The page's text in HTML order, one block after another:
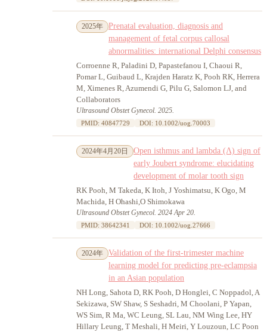
2025年
Prenatal evaluation, diagnosis and
management of fetal corpus callosal
abnormalities: international Delphi consensus
Corroenne R, Paladini D, Papastefanou I, Chaoui R,
Pomar L, Guibaud L, Krajden Haratz K, Pooh RK, Herrera
M, Ximenes R, Azumendi G, Pilu G, Salomon LJ, and
Collaborators
Ultrasound Obstet Gynecol. 2025.
PMID: 40847729 DOI: 10.1002/uog.70003
2024年4月20日
Open isthmus and lambda (Λ) sign of
early Joubert syndrome: elucidating
development of molar tooth sign
RK Pooh, M Takeda, K Itoh, J Yoshimatsu, K Ogo, M
Machida, H Ohashi,O Shimokawa
Ultrasound Obstet Gynecol. 2024 Apr 20.
PMID: 38642341 DOI: 10.1002/uog.27666
2024年
Validation of the first-trimester machine
learning model for predicting pre-eclampsia
in an Asian population
NH Long, Sahota D, RK Pooh, D Honglei, C Noppadol, A
Sekizawa, SW Shaw, S Seshadri, M Choolani, P Yapan,
WS Sim, R Ma, WC Leung, SL Lau, NM Wing Lee, HY
Hillary Leung, T Meshali, H Meiri, Y Louzoun, LC Poon